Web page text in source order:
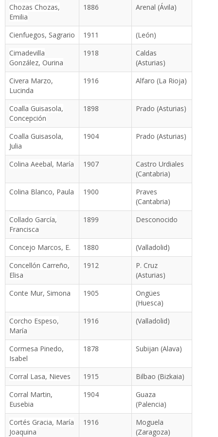
Chozas Chozas,
Emilia
1886 Arenal (Ávila)
Cienfuegos, Sagrario 1911
(León)
Cimadevilla
González, Ourina
1918
Caldas
(Asturias)
Civera Marzo,
Lucinda
1916 Alfaro (La Rioja)
Coalla Guisasola,
Concepción
1898 Prado (Asturias)
Coalla Guisasola,
Julia
1904 Prado (Asturias)
Colina Aeebal, María 1907
Castro Urdiales
(Cantabria)
Colina Blanco, Paula
1900
Praves
(Cantabria)
Collado García,
Francisca
1899 Desconocido
Concejo Marcos, E. 1880
(Valladolid)
Concellón Carreño,
Elisa
1912
P. Cruz
(Asturias)
Conte Mur, Simona
1905
Ongües
(Huesca)
Corcho Espeso,
María
1916 (Valladolid)
Cormesa Pinedo,
Isabel
1878 Subijan (Alava)
Corral Lasa, Nieves 1915
Bilbao (Bizkaia)
Corral Martin,
Eusebia
1904
Guaza
(Palencia)
Cortés Gracia, María
Joaquina
1916
Moguela
(Zaragoza)